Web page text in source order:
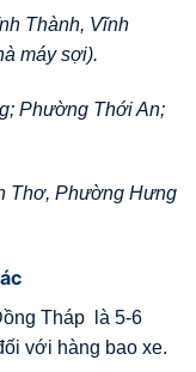
Thành, Vĩnh
máy sợi).
Phường Thới An;
Thơ, Phường Hưng
Tháp là 5-6
với hàng bao xe.